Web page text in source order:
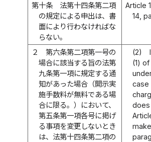
第十条
法第十四条第二項
の規定による申出は、書
面により行わなければな
らない。
Article
14,
２
第六条第二項第一号の
場合に該当する旨の法第
九条第一項に規定する通
知があった場合（開示実
施手数料が無料である場
合に限る。）において、
第五条第一項各号に掲げ
る事項を変更しないとき
は、法第十四条第二項の
(2)
(1)
case